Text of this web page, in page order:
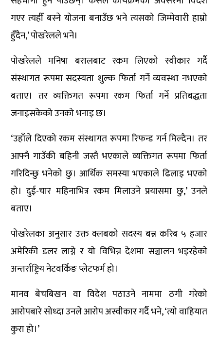
गएर त्यहीँ बस्ने योजना बनाउँछ भने त्यसको जिम्मेवारी हाम्रो
हुँदैन,’ पोखरेलले भने।
पोखरेलले मनिषा बरालबाट रकम लिएको स्वीकार गर्दै
संस्थागत रूपमा सदस्यता शुल्क फिर्ता गर्ने व्यवस्था नभएको
बताए। तर व्यक्तिगत रूपमा रकम फिर्ता गर्ने प्रतिबद्धता
जनाइसकेको उनको भनाइ छ।
‘उहाँले दिएको रकम संस्थागत रूपमा रिफन्ड गर्न मिल्दैन। तर
आफ्नै गाउँकी बहिनी जस्तै भएकाले व्यक्तिगत रूपमा फिर्ता
गरिदिन्छु भनेको छु। आर्थिक समस्या भएकाले ढिलाइ भएको
हो। दुई-चार महिनाभित्र रकम मिलाउने प्रयासमा छु,’ उनले
बताए।
पोखरेलका अनुसार उक्त क्लबको सदस्य बन्न करिब ५ हजार
अमेरिकी डलर लाग्ने र यो विभिन्न देशमा सञ्चालन भइरहेको
अन्तर्राष्ट्रिय नेटवर्किङ प्लेटफर्म हो।
मानव बेचबिखन वा विदेश पठाउने नाममा ठगी गरेको
आरोपबारे सोध्दा उनले आरोप अस्वीकार गर्दै भने, ‘त्यो वाहियात
कुरा हो।’